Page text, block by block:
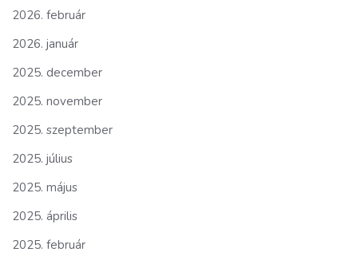
2026. február
2026. január
2025. december
2025. november
2025. szeptember
2025. július
2025. május
2025. április
2025. február